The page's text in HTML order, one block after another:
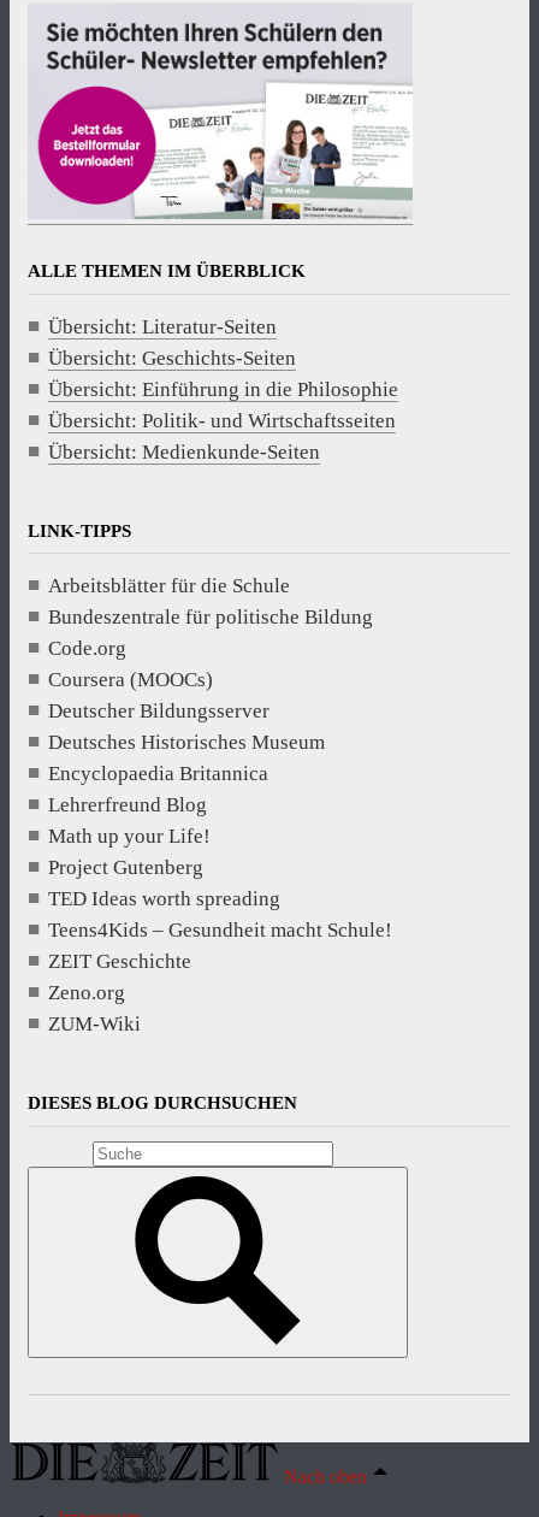
ALLE THEMEN IM ÜBERBLICK
Übersicht: Literatur-Seiten
Übersicht: Geschichts-Seiten
Übersicht: Einführung in die Philosophie
Übersicht: Politik- und Wirtschaftsseiten
Übersicht: Medienkunde-Seiten
LINK-TIPPS
Arbeitsblätter für die Schule
Bundeszentrale für politische Bildung
Code.org
Coursera (MOOCs)
Deutscher Bildungsserver
Deutsches Historisches Museum
Encyclopaedia Britannica
Lehrerfreund Blog
Math up your Life!
Project Gutenberg
TED Ideas worth spreading
Teens4Kids – Gesundheit macht Schule!
ZEIT Geschichte
Zeno.org
ZUM-Wiki
DIESES BLOG DURCHSUCHEN
Nach oben